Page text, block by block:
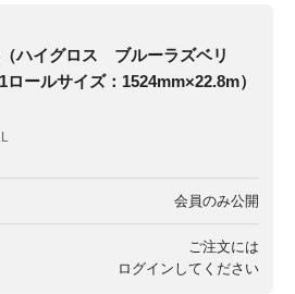
ハイグロス ブルーラズベリ
ールサイズ：1524mm×22.8m）
会員のみ公開
ご注文には
ログイン してください